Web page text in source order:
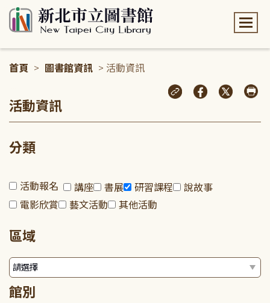
首頁 > 圖書館資訊 > 活動資訊
活動資訊
分類
活動報名 講座 書展 研習課程
說故事
電影欣賞
藝文活動 其他活動
區域
館別